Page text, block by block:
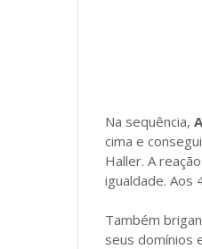
Na sequência,
cima e
Haller. A
igualdade. Aos
Também
seus domínios